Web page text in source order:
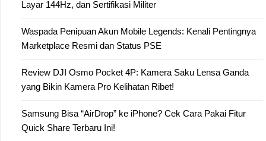
Layar 144Hz, dan Sertifikasi Militer
Waspada Penipuan Akun Mobile Legends: Kenali Pentingnya
Marketplace Resmi dan Status PSE
Review DJI Osmo Pocket 4P: Kamera Saku Lensa Ganda
yang Bikin Kamera Pro Kelihatan Ribet!
Samsung Bisa “AirDrop” ke iPhone? Cek Cara Pakai Fitur
Quick Share Terbaru Ini!